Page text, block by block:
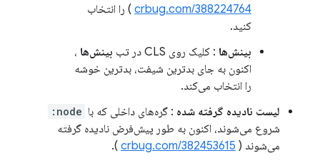
crbug.com/388224764 ) را انتخاب
کنید.
بینش‌ها : کلیک روی CLS در تب بینش‌ها ،
اکنون به جای بدترین شیفت، بدترین خوشه
را انتخاب می‌کند.
لیست نادیده گرفته شده : گره‌های داخلی که با node:
شروع می‌شوند، اکنون به طور پیش‌فرض نادیده گرفته
می‌شوند ( crbug.com/382453615
).